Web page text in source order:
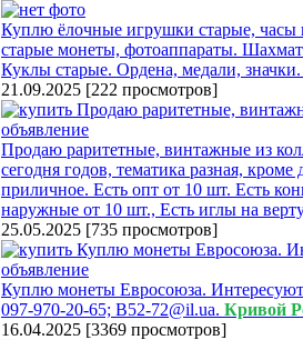
Куплю ёлочные игрушки старые, часы
старые монеты, фотоаппараты.
Куклы старые. Ордена, медали,
21.09.2025 [222 просмотров]
Продаю раритетные, винтажные из
сегодня годов, тематика разная,
приличное. Есть опт от 10 шт. Есть
наружные от 10 шт., Есть иглы на
25.05.2025 [735 просмотров]
Куплю монеты Евросоюза.
097-970-20-65; B52-72@il.ua. Кривой
16.04.2025 [3369 просмотров]